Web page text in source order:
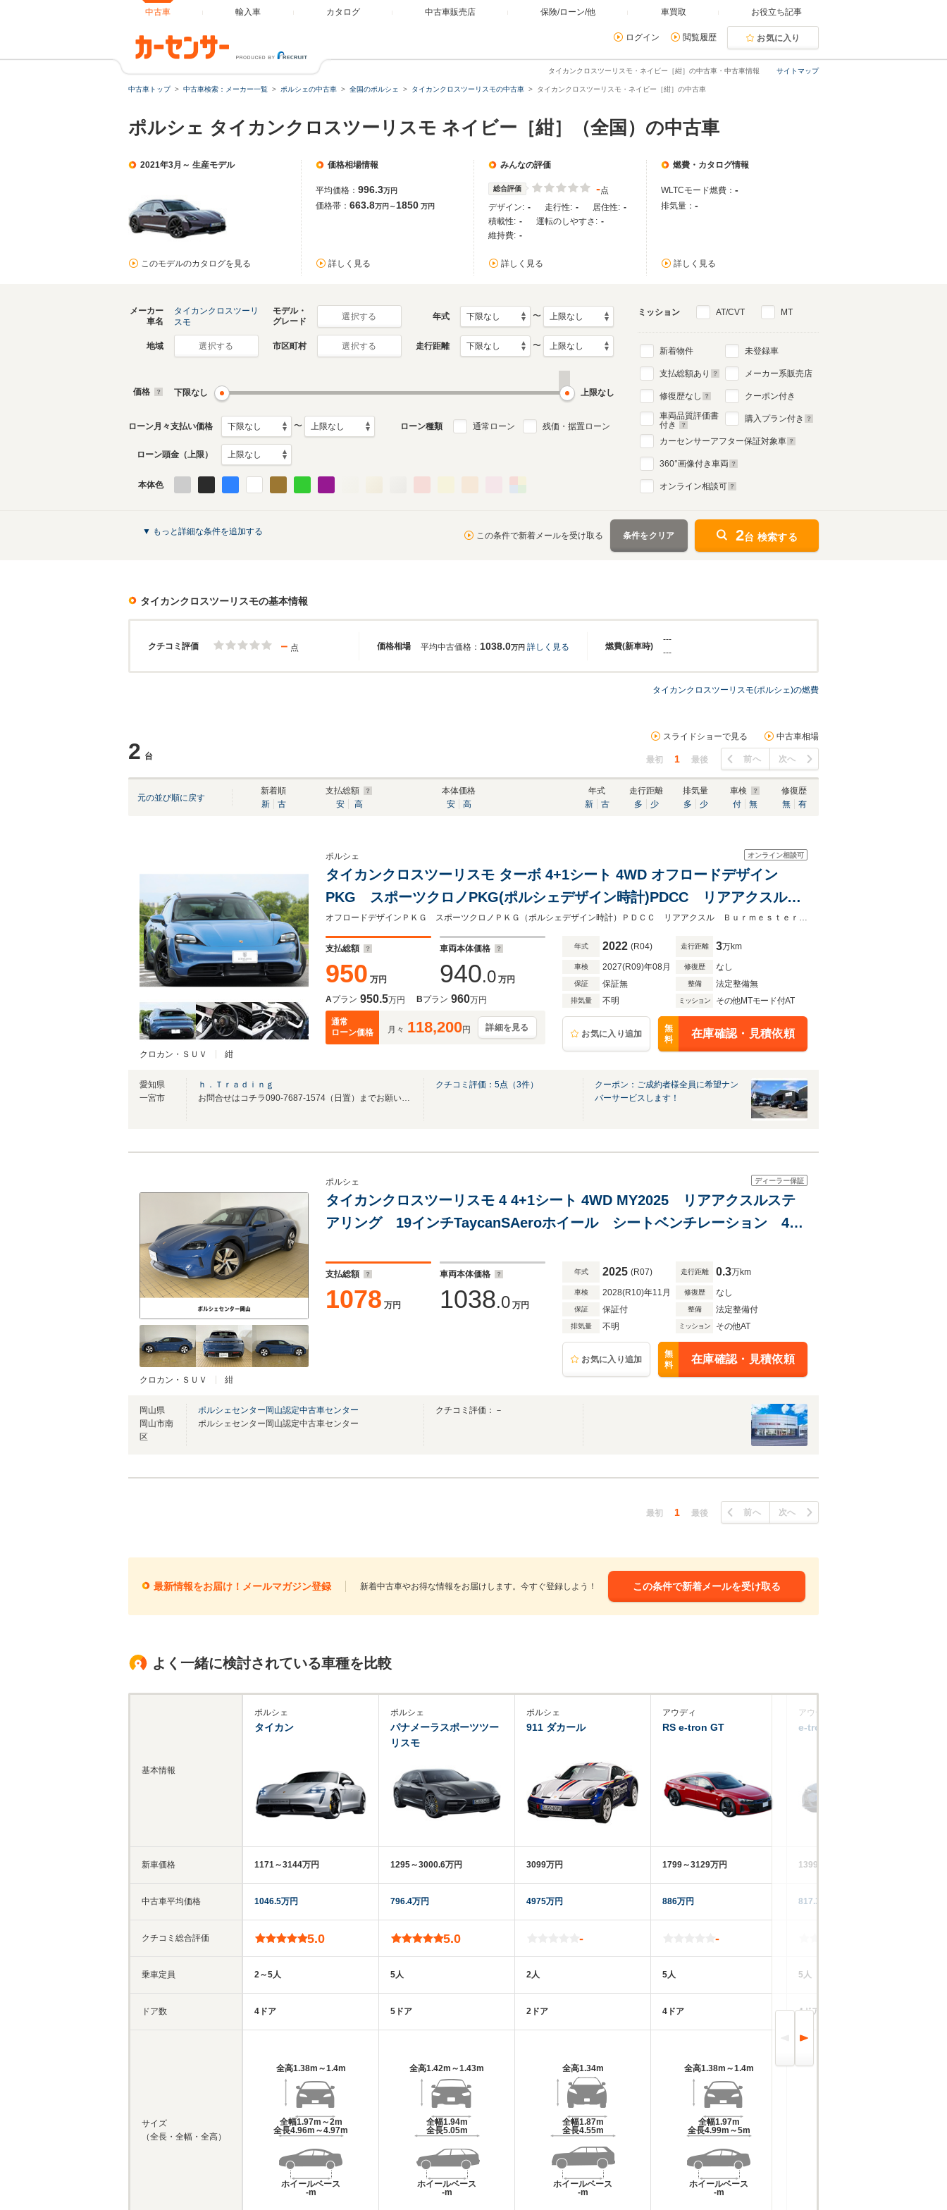
中古車 輸入車 カタログ 中古車販売店 保険/ローン/他 車買取 お役立ち記事
ログイン 閲覧履歴 お気に入り
サイトマップ
タイカンクロスツーリスモ・ネイビー［紺］の中古車・中古車情報
中古車トップ 中古車検索：メーカー一覧 ポルシェの中古車 全国のポルシェ タイカンクロスツーリスモの中古車 タイカンクロスツーリスモ・ネイビー［紺］の中古車
ポルシェ タイカンクロスツーリスモ ネイビー［紺］（全国）の中古車
2021年3月～ 生産モデル
このモデルのカタログを見る
価格相場情報
平均価格： 996.3万円
価格帯： 663.8万円～1850 万円
詳しく見る
みんなの評価
総合評価 -点
デザイン: - 走行性: - 居住性: -
積載性: - 運転のしやすさ: -
維持費: -
詳しく見る
燃費・カタログ情報
WLTCモード燃費： -
排気量： -
詳しく見る
メーカー
車名
タイカンクロスツーリ
スモ
モデル・
グレード
選択する 年式 〜
地域 選択する 市区町村 選択する 走行距離 〜
価格 下限なし 上限なし
ローン月々支払い価格 〜 ローン種類 通常ローン 残価・据置ローン
ローン頭金（上限）
本体色
ミッション AT/CVT MT
新着物件
支払総額あり
修復歴なし
車両品質評価書
付き
未登録車
メーカー系販売店
クーポン付き
購入プラン付き
カーセンサーアフター保証対象車
360°画像付き車両
オンライン相談可
▼ もっと詳細な条件を追加する この条件で新着メールを受け取る 条件をクリア 2台 検索する
タイカンクロスツーリスモの基本情報
クチコミ評価 価格相場 燃費(新車時)
－ 点 平均中古価格： 1038.0万円 詳しく見る
---
---
タイカンクロスツーリスモ(ポルシェ)の燃費
2 台
スライドショーで見る 中古車相場
最初 1 最後 前へ 次へ
元の並び順に戻す
新着順
新
古
支払総額
安
高
本体価格
安
高
年式
新
古
走行距離
多
少
排気量
多
少
車検
付
無
修復歴
無
有
クロカン・ＳＵＶ 紺
オンライン相談可
ポルシェ
タイカンクロスツーリスモ ターボ 4+1シート 4WD オフロードデザイン
PKG スポーツクロノPKG(ポルシェデザイン時計)PDCC リアアクスル
Burmesterハイエンドオーディオ パッセンジャーD パノラマルーフ マ
ッサージ機能付ツートンレザー
オフロードデザインＰＫＧ スポーツクロノＰＫＧ（ポルシェデザイン時計）ＰＤＣＣ リアアクスル Ｂｕｒｍｅｓｔｅｒハイエンドオーディオ パッセンジャーＤ パノラマルーフ
支払総額
950 万円
車両本体価格
940.0 万円
Aプラン 950.5万円 Bプラン 960万円
通常
ローン価格
月々 118,200円 詳細を見る
年式 2022 (R04) 走行距離 3万km
車検 2027(R09)年08月 修復歴 なし
保証 保証無 整備 法定整備無
排気量 不明 ミッション その他MTモード付AT
お気に入り追加
無
料
在庫確認・見積依頼
愛知県
一宮市
ｈ．Ｔｒａｄｉｎｇ
お問合せはコチラ090-7687-1574（日置）までお願いします。
クチコミ評価： 5点（3件）
クーポン：ご成約者様全員に希望ナン
バーサービスします！
クロカン・ＳＵＶ 紺
ディーラー保証
ポルシェ
タイカンクロスツーリスモ 4 4+1シート 4WD MY2025 リアアクスルステ
アリング 19インチTaycanSAeroホイール シートベンチレーション 4+1
グ コンフォートシート ドアカーテシーライト
支払総額
1078 万円
車両本体価格
1038.0 万円
年式 2025 (R07) 走行距離 0.3万km
車検 2028(R10)年11月 修復歴 なし
保証 保証付 整備 法定整備付
排気量 不明 ミッション その他AT
お気に入り追加
無
料
在庫確認・見積依頼
岡山県
岡山市南
区
ポルシェセンター岡山認定中古車センター
ポルシェセンター岡山認定中古車センター
クチコミ評価：－
最初 1 最後 前へ 次へ
最新情報をお届け！メールマガジン登録 新着中古車やお得な情報をお届けします。今すぐ登録しよう！ この条件で新着メールを受け取る
よく一緒に検討されている車種を比較
基本情報
新車価格
中古車平均価格
クチコミ総合評価
乗車定員
ドア数
サイズ
（全長・全幅・全高）
ポルシェ
タイカン
1171～3144万円
1046.5万円
5.0
2～5人
4ドア
全高1.38m～1.4m
全幅1.97m～2m
全長4.96m～4.97m
ホイールベース
-m
ポルシェ
パナメーラスポーツツー
リスモ
1295～3000.6万円
796.4万円
5.0
5人
5ドア
全高1.42m～1.43m
全幅1.94m
全長5.05m
ホイールベース
-m
ポルシェ
911 ダカール
3099万円
4975万円
-
2人
2ドア
全高1.34m
全幅1.87m
全長4.55m
ホイールベース
-m
アウディ
RS e-tron GT
1799～3129万円
886万円
-
5人
4ドア
全高1.38m～1.4m
全幅1.97m
全長4.99m～5m
ホイールベース
-m
アウディ
e-tron GTクワトロ
1399～1494万円
817.3万円
5人
4ドア